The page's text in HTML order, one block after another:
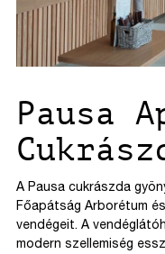
Pausa
A Pausa cukrászda
Főapátság Arborétum
vendégeit. A
modern szellemiség